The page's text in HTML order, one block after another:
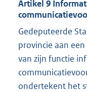
Artikel 9
Gedeputeerde
provincie aan
van zijn functie
ondertekent het